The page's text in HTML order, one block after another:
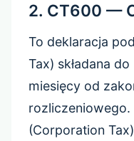
2. CT600 —
To deklaracja
Tax) składana
miesięcy od
(Corporation